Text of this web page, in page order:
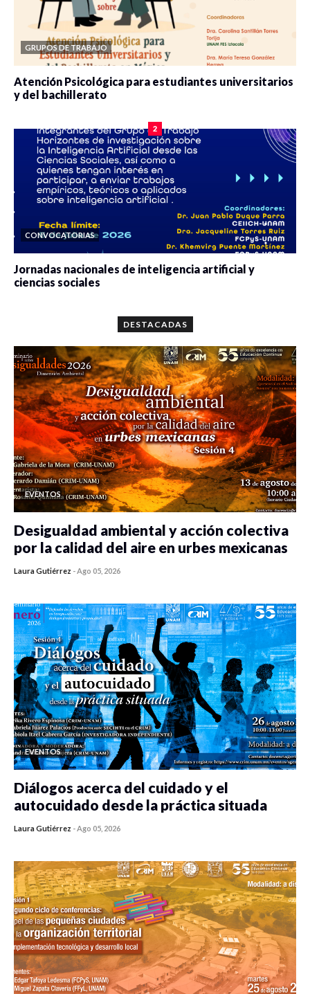
GRUPOS DE TRABAJO
Atención Psicológica para estudiantes universitarios
y del bachillerato
2
CONVOCATORIAS
Jornadas nacionales de inteligencia artificial y
ciencias sociales
DESTACADAS
EVENTOS
Desigualdad ambiental y acción colectiva
por la calidad del aire en urbes mexicanas
Laura Gutiérrez -Ago 05, 2026
EVENTOS
Diálogos acerca del cuidado y el
autocuidado desde la práctica situada
Laura Gutiérrez -Ago 05, 2026